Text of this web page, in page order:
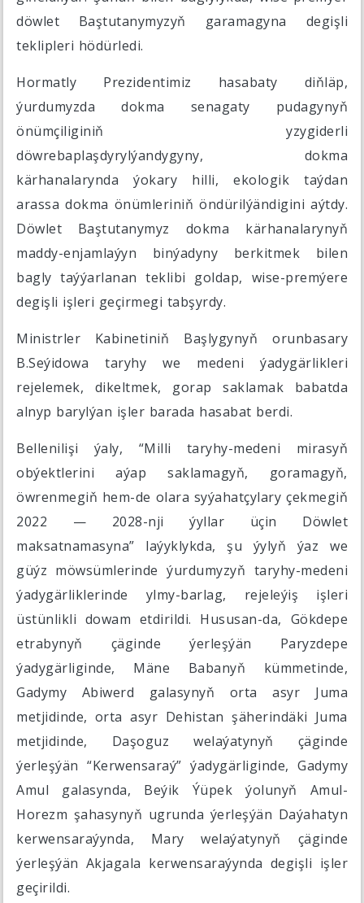
döwlet Baştutanymyzyň garamagyna degişli
teklipleri hödürledi.
Hormatly Prezidentimiz hasabaty diňläp,
ýurdumyzda dokma senagaty pudagynyň
önümçiliginiň yzygiderli
döwrebaplaşdyrylýandygyny, dokma
kärhanalarynda ýokary hilli, ekologik taýdan
arassa dokma önümleriniň öndürilýändigini aýtdy.
Döwlet Baştutanymyz dokma kärhanalarynyň
maddy-enjamlaýyn binýadyny berkitmek bilen
bagly taýýarlanan teklibi goldap, wise-premýere
degişli işleri geçirmegi tabşyrdy.
Ministrler Kabinetiniň Başlygynyň orunbasary
B.Seýidowa taryhy we medeni ýadygärlikleri
rejelemek, dikeltmek, gorap saklamak babatda
alnyp barylýan işler barada hasabat berdi.
Bellenilişi ýaly, “Milli taryhy-medeni mirasyň
obýektlerini aýap saklamagyň, goramagyň,
öwrenmegiň hem-de olara syýahatçylary çekmegiň
2022 — 2028-nji ýyllar üçin Döwlet
maksatnamasyna” laýyklykda, şu ýylyň ýaz we
güýz möwsümlerinde ýurdumyzyň taryhy-medeni
ýadygärliklerinde ylmy-barlag, rejeleýiş işleri
üstünlikli dowam etdirildi. Hususan-da, Gökdepe
etrabynyň çäginde ýerleşýän Paryzdepe
ýadygärliginde, Mäne Babanyň kümmetinde,
Gadymy Abiwerd galasynyň orta asyr Juma
metjidinde, orta asyr Dehistan şäherindäki Juma
metjidinde, Daşoguz welaýatynyň çäginde
ýerleşýän “Kerwensaraý” ýadygärliginde, Gadymy
Amul galasynda, Beýik Ýüpek ýolunyň Amul-
Horezm şahasynyň ugrunda ýerleşýän Daýahatyn
kerwensaraýynda, Mary welaýatynyň çäginde
ýerleşýän Akjagala kerwensaraýynda degişli işler
geçirildi.